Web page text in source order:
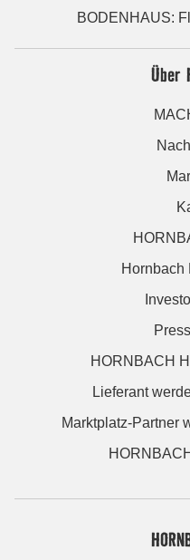
BODENHAUS:
Über
Hornbach
HORNBACH
Lieferant
Marktplatz-Partner